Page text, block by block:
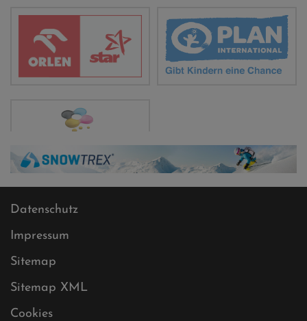
Datenschutz
Impressum
Sitemap